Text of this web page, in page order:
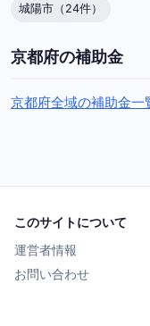
城陽市（24件）
京都府の補助金
京都府全域の補助金
このサイトについて
運営者情報
お問い合わせ